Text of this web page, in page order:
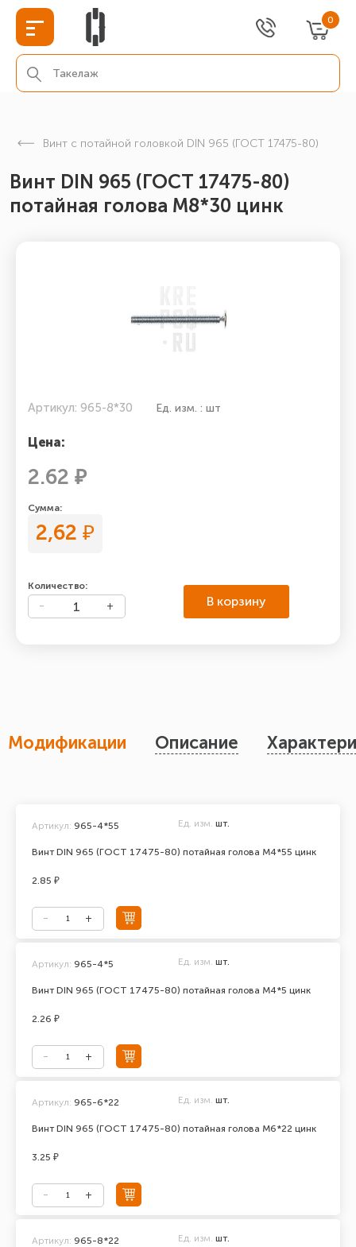
0
Винт с потайной головкой DIN 965 (ГОСТ 17475-80)
Винт DIN 965 (ГОСТ 17475-80)
потайная голова М8*30 цинк
Артикул: 965-8*30 Ед. изм. : шт
Цена:
2.62 ₽
Сумма:
2,62 ₽
Количество:
В корзину
Модификации Описание
Винт DIN 965 (ГОСТ 17475-80) потайная голова М4*55 цинк
Артикул: 965-4*55 Ед. изм. шт.
2.85 ₽
Винт DIN 965 (ГОСТ 17475-80) потайная голова М4*5 цинк
Артикул: 965-4*5 Ед. изм. шт.
2.26 ₽
Винт DIN 965 (ГОСТ 17475-80) потайная голова М6*22 цинк
Артикул: 965-6*22 Ед. изм. шт.
3.25 ₽
Артикул: 965-8*22 Ед. изм. шт.